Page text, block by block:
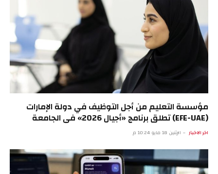
مؤسسة التعليم من أجل التوظيف في دولة الإمارات
(EFE-UAE) تطلق برنامج «أجيال 2026» في الجامعة
الأمريكية في رأس الخيمة لتمكين الشباب بمهارات
الذكاء الاصطناعي والاقتصاد الأخضر
اخر الاخبار الإثنين 18 مايو 10:24 م